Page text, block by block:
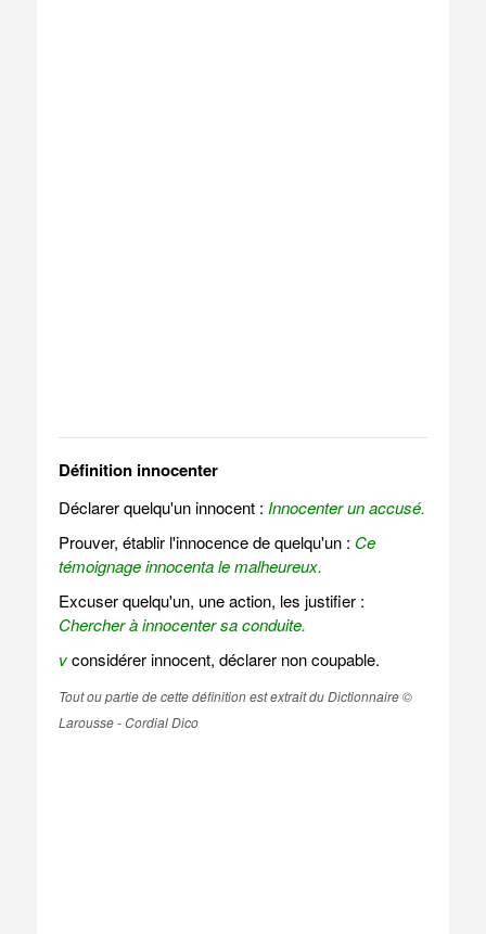
Définition innocenter
Déclarer quelqu'un innocent : Innocenter un accusé.
Prouver, établir l'innocence de quelqu'un : Ce
témoignage innocenta le malheureux.
Excuser quelqu'un, une action, les justifier :
Chercher à innocenter sa conduite.
vconsidérer innocent, déclarer non coupable.
Tout ou partie de cette définition est extrait du Dictionnaire ©
Larousse - Cordial Dico